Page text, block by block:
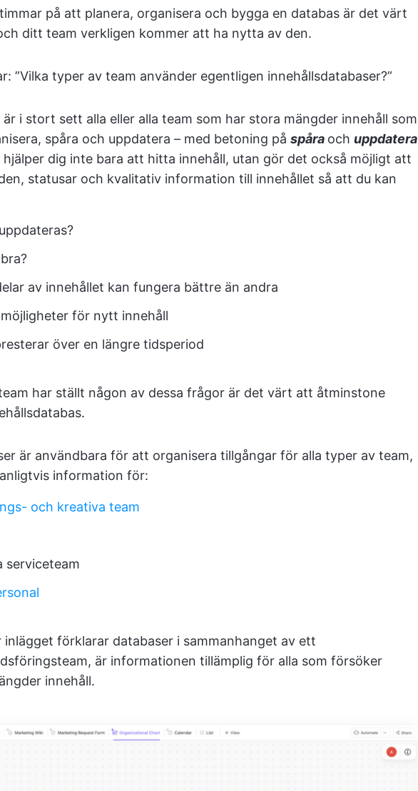
på att planera, organisera och bygga en databas är det värt
ditt team verkligen kommer att ha nytta av den.
”Vilka typer av team använder egentligen innehållsdatabaser?”
i stort sett alla eller alla team som har stora mängder innehåll som
spåra och uppdatera – med betoning på spåra och uppdatera
hjälper dig inte bara att hitta innehåll, utan gör det också möjligt att
statusar och kvalitativ information till innehållet så att du kan
av innehållet kan fungera bättre än andra
för nytt innehåll
över en längre tidsperiod
har ställt någon av dessa frågor är det värt att åtminstone
är användbara för att organisera tillgångar för alla typer av team,
information för:
och kreativa team
serviceteam
inlägget förklarar databaser i sammanhanget av ett
är informationen tillämplig för alla som försöker
innehåll.